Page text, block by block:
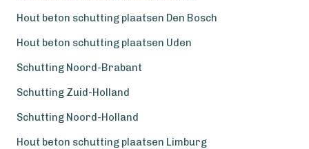
Hout beton schutting plaatsen Den Bosch
Hout beton schutting plaatsen Uden
Schutting Noord-Brabant
Schutting Zuid-Holland
Schutting Noord-Holland
Hout beton schutting plaatsen Limburg